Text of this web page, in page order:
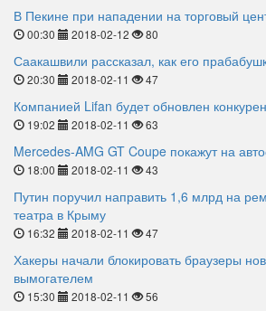
В Пекине при нападении на торговый
00:30 2018-02-12 80
Саакашвили рассказал, как его
20:30 2018-02-11 47
Компанией Lifan будет обновлен
19:02 2018-02-11 63
Mercedes-AMG GT Coupe покажут на
18:00 2018-02-11 43
Путин поручил направить 1,6 млрд на
театра в Крыму
16:32 2018-02-11 47
Хакеры начали блокировать браузеры
вымогателем
15:30 2018-02-11 56